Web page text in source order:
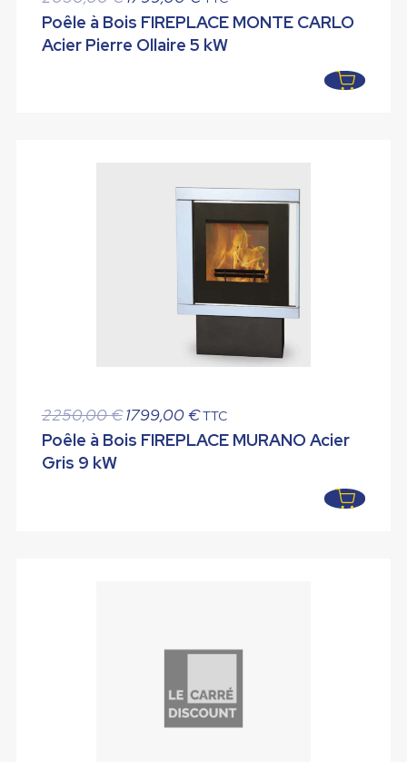
prix
initial
prix
actuel
Poêle à Bois FIREPLACE MONTE CARLO
Acier Pierre Ollaire 5 kW
2250,00€ Le
prix
1799,00€Le
prix
TTC
Poêle à Bois FIREPLACE MURANO Acier
Gris 9 kW